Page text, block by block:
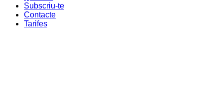
Subscriu-te
Contacte
Tarifes